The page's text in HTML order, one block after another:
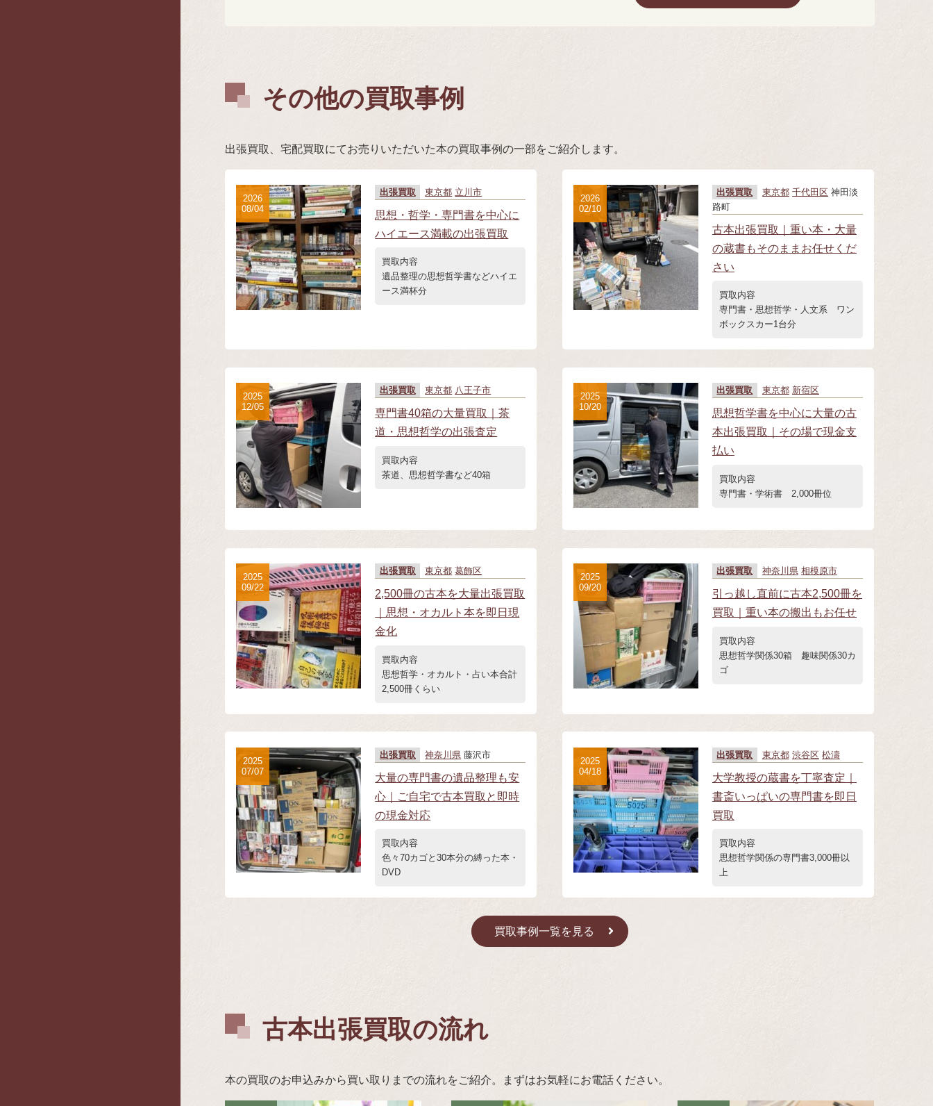
その他の買取事例
出張買取、宅配買取にてお売りいただいた本の買取事例の一部をご紹介します。
出張買取 東京都 立川市
思想・哲学・専門書を中心に
ハイエース満載の出張買取
買取内容
遺品整理の思想哲学書などハイエ
ース満杯分
2026
08/04
出張買取 東京都 千代田区神田淡
路町
古本出張買取｜重い本・大量
の蔵書もそのままお任せくだ
さい
買取内容
専門書・思想哲学・人文系 ワン
ボックスカー1台分
2026
02/10
出張買取 東京都 八王子市
専門書40箱の大量買取｜茶
道・思想哲学の出張査定
買取内容
茶道、思想哲学書など40箱
2025
12/05
出張買取 東京都 新宿区
思想哲学書を中心に大量の古
本出張買取｜その場で現金支
払い
買取内容
専門書・学術書 2,000冊位
2025
10/20
出張買取 東京都 葛飾区
2,500冊の古本を大量出張買取
｜思想・オカルト本を即日現
金化
買取内容
思想哲学・オカルト・占い本合計
2,500冊くらい
2025
09/22
出張買取 神奈川県 相模原市
引っ越し直前に古本2,500冊を
買取｜重い本の搬出もお任せ
買取内容
思想哲学関係30箱 趣味関係30カ
ゴ
2025
09/20
出張買取 神奈川県 藤沢市
大量の専門書の遺品整理も安
心｜ご自宅で古本買取と即時
の現金対応
買取内容
色々70カゴと30本分の縛った本・
DVD
2025
07/07
出張買取 東京都 渋谷区 松濤
大学教授の蔵書を丁寧査定｜
書斎いっぱいの専門書を即日
買取
買取内容
思想哲学関係の専門書3,000冊以
上
2025
04/18
買取事例一覧を見る
古本出張買取の流れ
本の買取のお申込みから買い取りまでの流れをご紹介。まずはお気軽にお電話ください。